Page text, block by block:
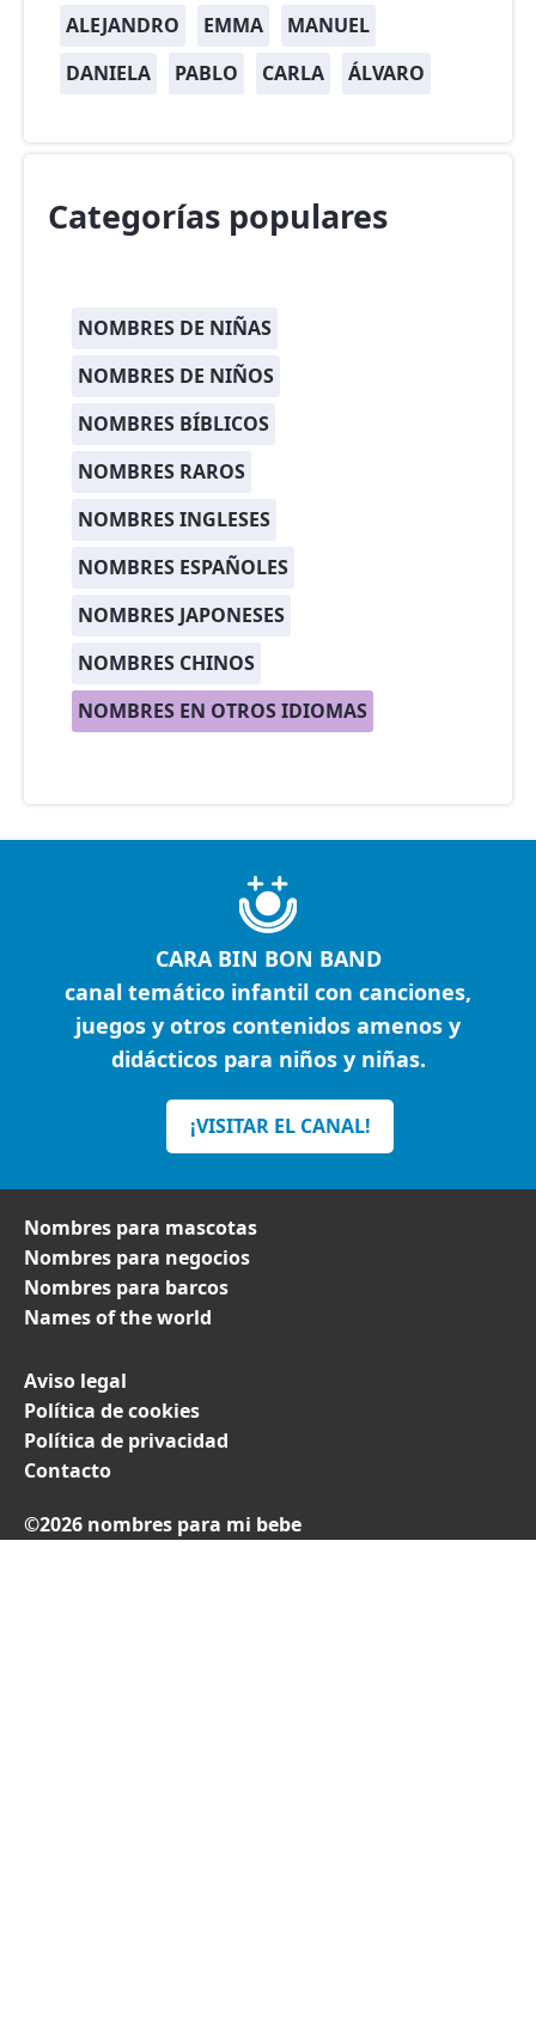
ALEJANDRO EMMA
MANUEL
DANIELA
PABLO CARLA ÁLVARO
Categorías populares
NOMBRES DE NIÑAS
NOMBRES DE NIÑOS
NOMBRES BÍBLICOS
NOMBRES RAROS
NOMBRES INGLESES
NOMBRES ESPAÑOLES
NOMBRES JAPONESES
NOMBRES CHINOS
NOMBRES EN OTROS IDIOMAS
CARA BIN BON BAND
canal temático infantil con canciones,
juegos y otros contenidos amenos y
didácticos para niños y niñas.
¡VISITAR EL CANAL!
Nombres para mascotas
Nombres para negocios
Nombres para barcos
Names of the world
Aviso legal
Política de cookies
Política de privacidad
Contacto
©2026 nombres para mi bebe